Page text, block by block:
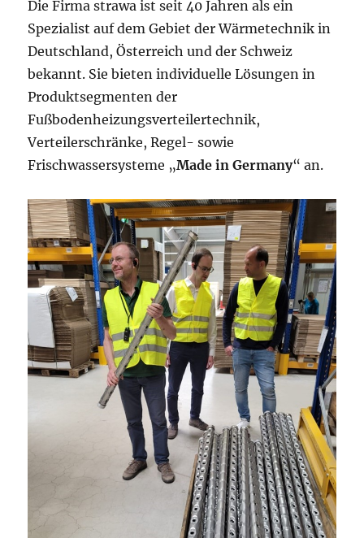
Die Firma strawa ist seit 40 Jahren als ein
Spezialist auf dem Gebiet der Wärmetechnik in
Deutschland, Österreich und der Schweiz
bekannt. Sie bieten individuelle Lösungen in
Produktsegmenten der
Fußbodenheizungsverteilertechnik,
Verteilerschränke, Regel- sowie
Frischwassersysteme „Made in Germany“ an.